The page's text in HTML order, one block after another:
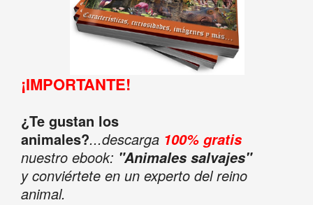
¡IMPORTANTE!
¿Te gustan los
animales?...descarga 100% gratis
nuestro ebook: "Animales salvajes"
y conviértete en un experto del reino
animal.